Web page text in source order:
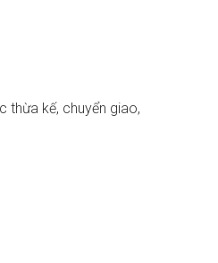
thừa kế, chuyển giao,